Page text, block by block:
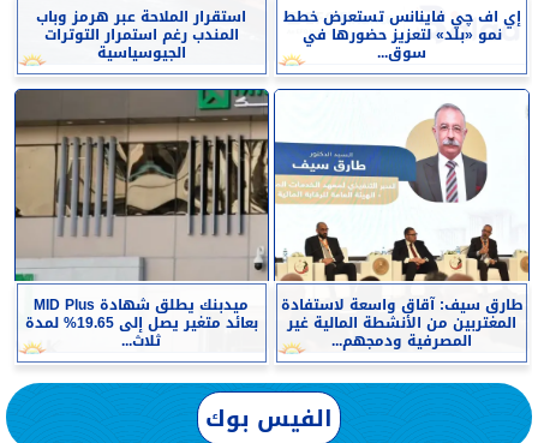
إي اف چي فاينانس تستعرض خطط
نمو «بلد» لتعزيز حضورها في
سوق...
استقرار الملاحة عبر هرمز وباب
المندب رغم استمرار التوترات
الجيوسياسية
طارق سيف: آقاق واسعة لاستفادة
المغتربين من الأنشطة المالية غير
المصرفية ودمجهم...
ميدبنك يطلق شهادة MID Plus
بعائد متغير يصل إلى 19.65% لمدة
ثلاث...
الفيس بوك